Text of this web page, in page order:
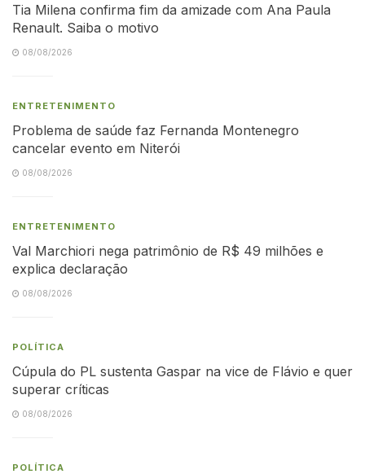
Tia Milena confirma fim da amizade com Ana Paula
Renault. Saiba o motivo
08/08/2026
ENTRETENIMENTO
Problema de saúde faz Fernanda Montenegro
cancelar evento em Niterói
08/08/2026
ENTRETENIMENTO
Val Marchiori nega patrimônio de R$ 49 milhões e
explica declaração
08/08/2026
POLÍTICA
Cúpula do PL sustenta Gaspar na vice de Flávio e quer
superar críticas
08/08/2026
POLÍTICA